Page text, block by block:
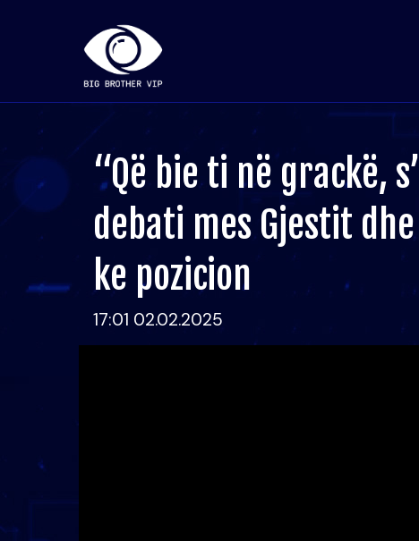
“Që bie ti në grackë,
debati mes Gjestit
ke pozicion
17:01 02.02.2025